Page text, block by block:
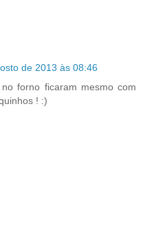
de 2013 às 08:46
forno ficaram mesmo com
! :)